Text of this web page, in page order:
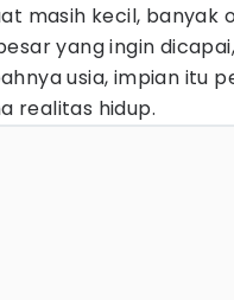
masih kecil, banyak
yang ingin
usia, impian itu
realitas hidup.